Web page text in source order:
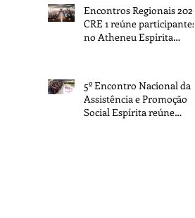
Encontros Regionais 2026:
CRE 1 reúne participantes
no Atheneu Espírita
5º Encontro Nacional da
Assistência e Promoção
Social Espírita reúne